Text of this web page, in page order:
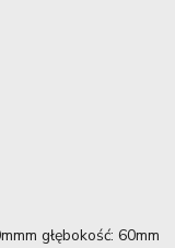
głębokość: 60mm